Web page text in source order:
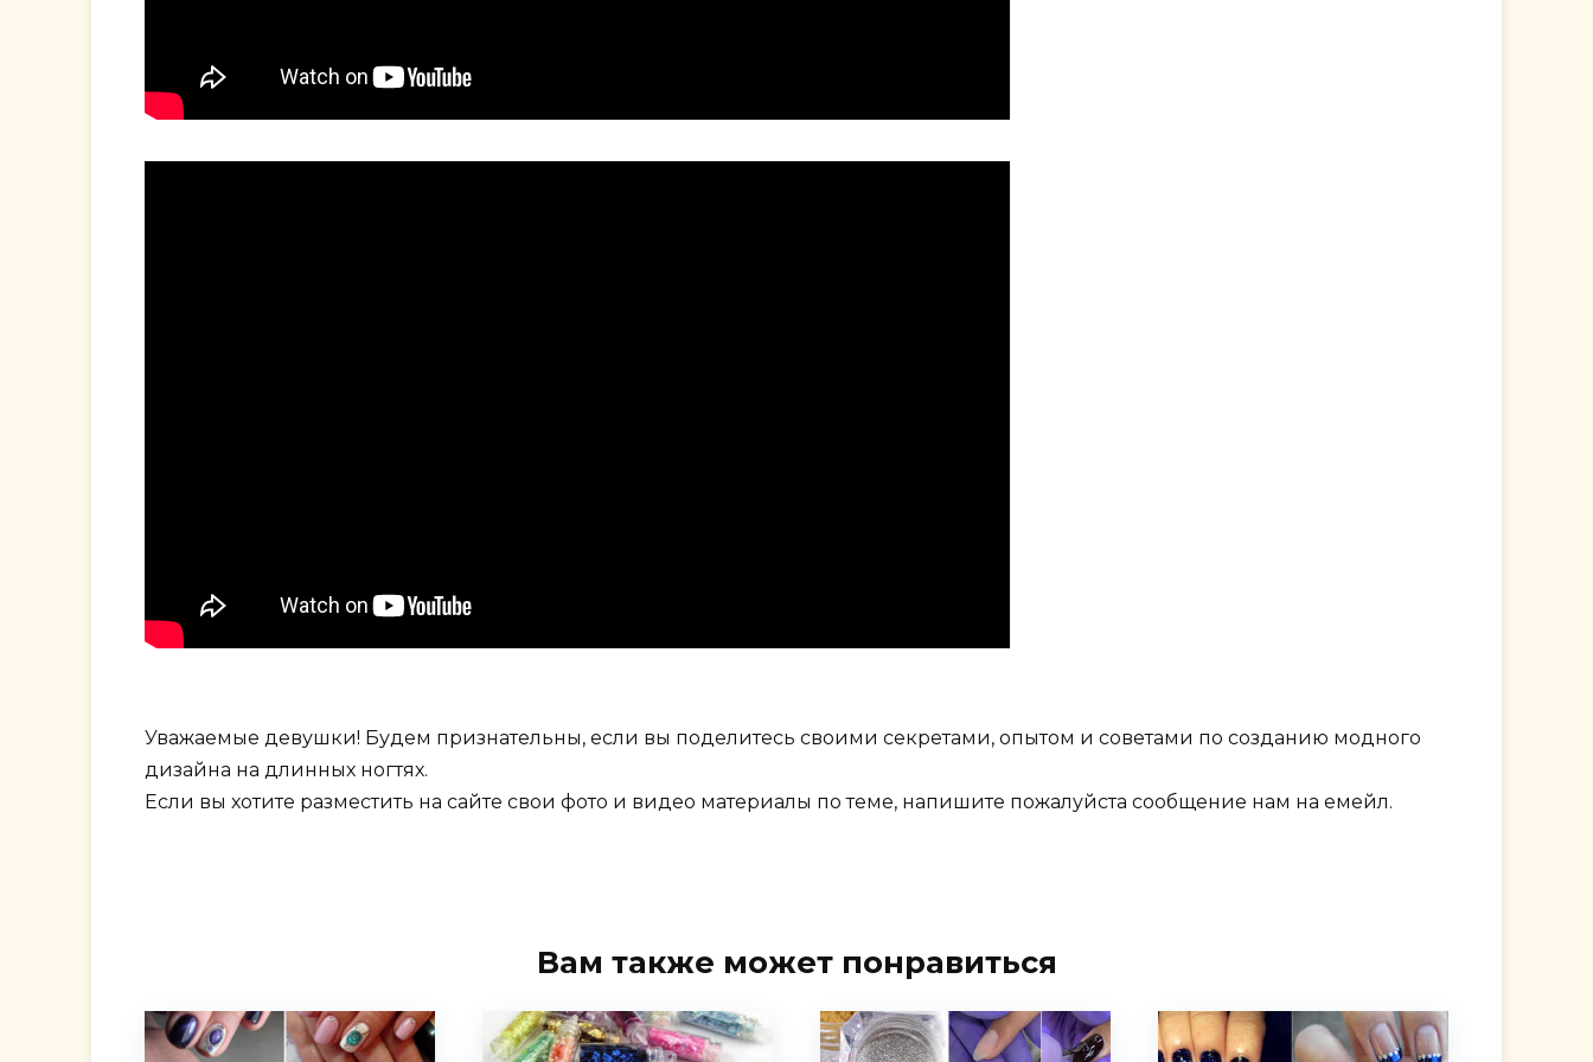
Уважаемые девушки! Будем признательны, если вы поделитесь своими секретами, опытом и советами по созданию модного
дизайна на длинных ногтях.
Если вы хотите разместить на сайте свои фото и видео материалы по теме, напишите пожалуйста сообщение нам на емейл.
Вам также может понравиться